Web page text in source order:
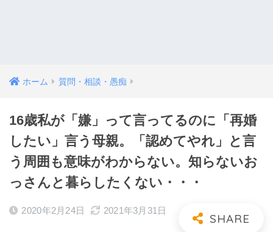
ホーム 質問・相談・愚痴
16歳私が「嫌」って言ってるのに「再婚
したい」言う母親。「認めてやれ」と言
う周囲も意味がわからない。知らないお
っさんと暮らしたくない・・・
2020年2月24日 2021年3月31日